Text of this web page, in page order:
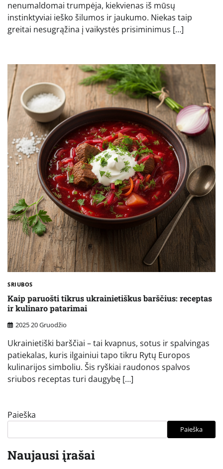
nenumaldomai trumpėja, kiekvienas iš mūsų
instinktyviai ieško šilumos ir jaukumo. Niekas taip
greitai nesugrąžina į vaikystės prisiminimus […]
SRIUBOS
Kaip paruošti tikrus ukrainietiškus barščius: receptas
ir kulinaro patarimai
2025 20 Gruodžio
Ukrainietiški barščiai – tai kvapnus, sotus ir spalvingas
patiekalas, kuris ilgainiui tapo tikru Rytų Europos
kulinarijos simboliu. Šis ryškiai raudonos spalvos
sriubos receptas turi daugybę […]
Paieška
Paieška
Naujausi įrašai